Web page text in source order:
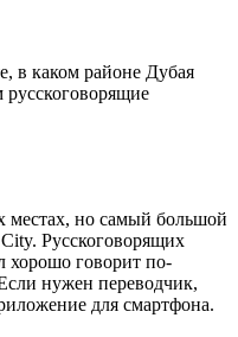
в каком районе Дубая
русскоговорящие
местах, но самый большой
Русскоговорящих
хорошо говорит по-
нужен переводчик,
для смартфона.